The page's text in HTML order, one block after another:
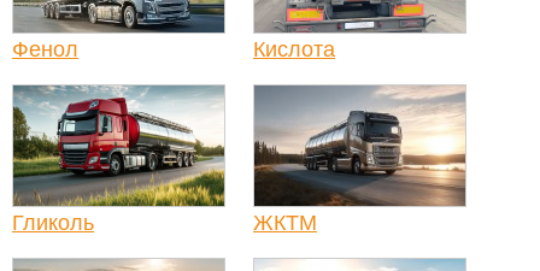
Фенол Кислота
Гликоль ЖКТМ